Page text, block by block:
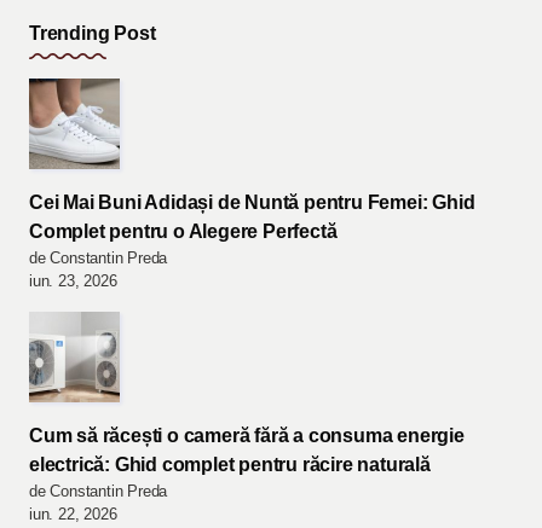
Trending Post
Cei Mai Buni Adidași de Nuntă pentru Femei: Ghid
Complet pentru o Alegere Perfectă
de Constantin Preda
iun. 23, 2026
Cum să răcești o cameră fără a consuma energie
electrică: Ghid complet pentru răcire naturală
de Constantin Preda
iun. 22, 2026